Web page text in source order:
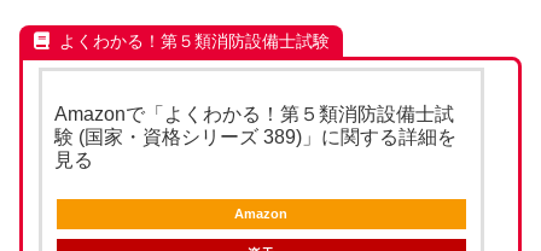
よくわかる！第５類消防設備士試験
Amazonで「よくわかる！第５類消防設備士試
験 (国家・資格シリーズ 389)」に関する詳細を
見る
Amazon